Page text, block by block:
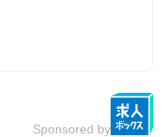
Sponsored by